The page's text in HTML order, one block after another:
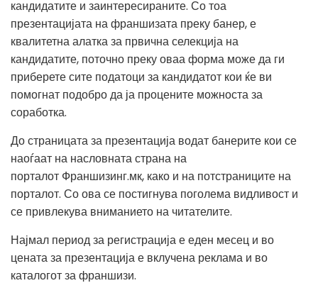
кандидатите и заинтересираните. Со тоа
презентацијата на франшизата преку банер, е
квалитетна алатка за првична селекција на
кандидатите, поточно преку оваа форма може да ги
приберете сите податоци за кандидатот кои ќе ви
помогнат подобро да ја процените можноста за
соработка.
До страницата за презентација водат банерите кои се
наоѓаат на насловната страна на
порталот Франшизинг.мк, како и на потстраниците на
порталот. Со ова се постигнува поголема видливост и
се привлекува вниманието на читателите.
Најмал период за регистрација е еден месец и во
цената за презентација е вклучена реклама и во
каталогот за франшизи.